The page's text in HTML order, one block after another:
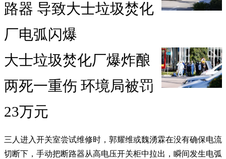
路器 导致大士垃圾焚化
厂电弧闪爆
大士垃圾焚化厂爆炸酿
两死一重伤 环境局被罚
23万元
三人进入开关室尝试维修时，郭耀维或魏湧霖在没有确保电流
切断下，手动把断路器从高电压开关柜中拉出，瞬间发生电弧